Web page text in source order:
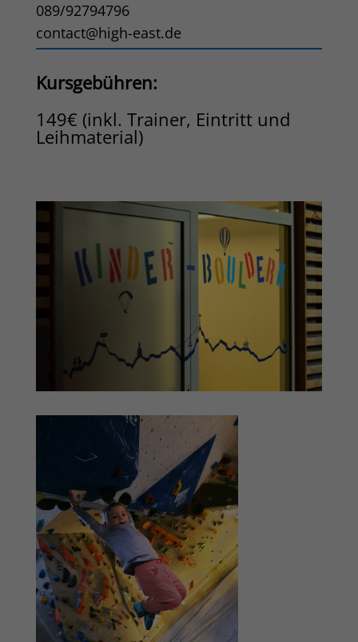
089/92794796
contact@high-east.de
Kursgebühren:
149€ (inkl. Trainer, Eintritt und
Leihmaterial)